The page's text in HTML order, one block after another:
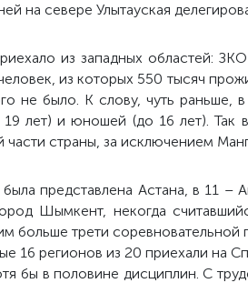
на севере Улытауская
из западных областей:
из которых 550 тысяч
не было. К слову, чуть раньше,
лет) и юношей (до 16 лет). Так
страны, за исключением
представлена Астана, в 11 –
Шымкент, некогда
больше трети
16 регионов из 20 приехали на
бы в половине дисциплин. С